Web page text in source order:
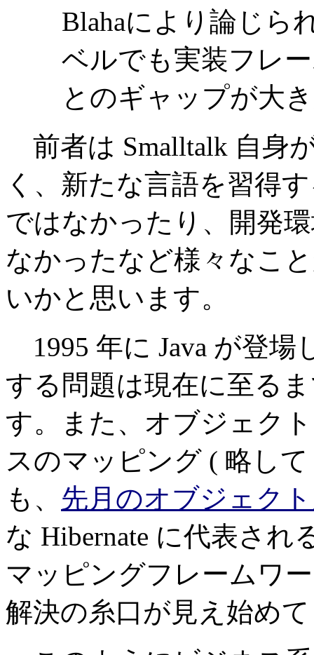
Blahaにより論じら
ベルでも実装フレ
とのギャップが大
前者は Smalltalk 自身
く、新たな言語を習得
ではなかったり、開発
なかったなど様々なこ
いかと思います。
1995 年に Java が登場
する問題は現在に至る
す。また、オブジェク
スのマッピング ( 略し
も、 先月のオブジェク
な Hibernate に代表さ
マッピングフレームワ
解決の糸口が見え始め